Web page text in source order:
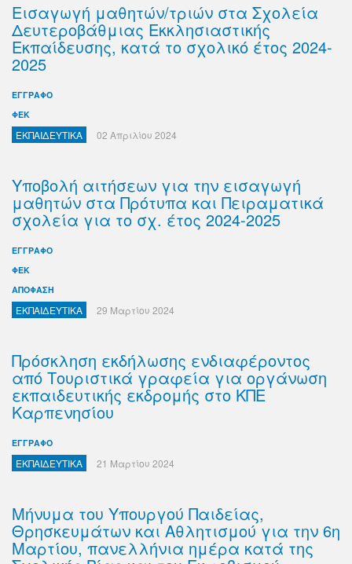
Εισαγωγή μαθητών/τριών στα Σχολεία
Δευτεροβάθμιας Εκκλησιαστικής
Εκπαίδευσης, κατά το σχολικό έτος 2024-
2025
ΕΓΓΡΑΦΟ
ΦΕΚ
ΕΚΠΑΙΔΕΥΤΙΚΑ 02 Απριλίου 2024
Υποβολή αιτήσεων για την εισαγωγή
μαθητών στα Πρότυπα και Πειραματικά
σχολεία για το σχ. έτος 2024-2025
ΕΓΓΡΑΦΟ
ΦΕΚ
ΑΠΟΦΑΣΗ
ΕΚΠΑΙΔΕΥΤΙΚΑ 29 Μαρτίου 2024
Πρόσκληση εκδήλωσης ενδιαφέροντος
από Τουριστικά γραφεία για οργάνωση
εκπαιδευτικής εκδρομής στο ΚΠΕ
Καρπενησίου
ΕΓΓΡΑΦΟ
ΕΚΠΑΙΔΕΥΤΙΚΑ 21 Μαρτίου 2024
Μήνυμα του Υπουργού Παιδείας,
Θρησκευμάτων και Αθλητισμού για την 6η
Μαρτίου, πανελλήνια ημέρα κατά της